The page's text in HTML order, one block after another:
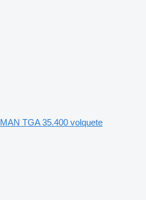
MAN TGA 35.400 volquete